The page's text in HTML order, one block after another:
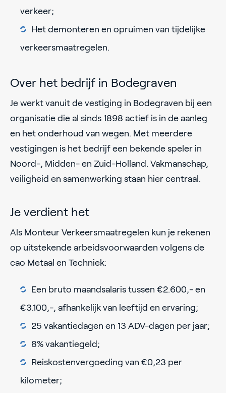
verkeer;
Het demonteren en opruimen van tijdelijke
verkeersmaatregelen.
Over het bedrijf in Bodegraven
Je werkt vanuit de vestiging in Bodegraven bij een
organisatie die al sinds 1898 actief is in de aanleg
en het onderhoud van wegen. Met meerdere
vestigingen is het bedrijf een bekende speler in
Noord-, Midden- en Zuid-Holland. Vakmanschap,
veiligheid en samenwerking staan hier centraal.
Je verdient het
Als Monteur Verkeersmaatregelen kun je rekenen
op uitstekende arbeidsvoorwaarden volgens de
cao Metaal en Techniek:
Een bruto maandsalaris tussen €2.600,- en
€3.100,-, afhankelijk van leeftijd en ervaring;
25 vakantiedagen en 13 ADV-dagen per jaar;
8% vakantiegeld;
Reiskostenvergoeding van €0,23 per
kilometer;